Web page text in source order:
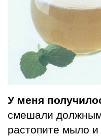
У меня
смешали
растопите мыло